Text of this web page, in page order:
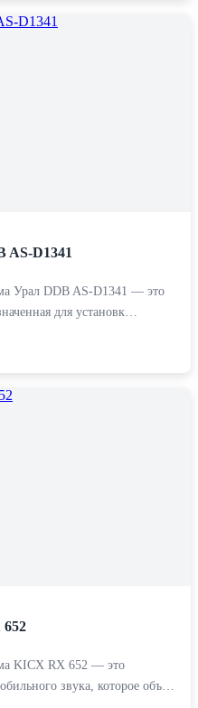
AS-D1341
Урал DDB AS-D1341 — это
для установк…
KICX RX 652 — это
звука, которое объ…